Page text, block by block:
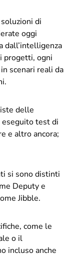
di
oggi
dall’intelligenza
progetti, ogni
scenari reali da
delle
eseguito test di
e altro ancora;
si sono distinti
Deputy e
Jibble.
come le
o il
incluso anche